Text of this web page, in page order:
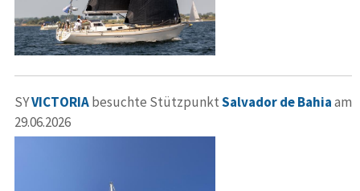
SYVICTORIAbesuchte StützpunktSalvador de Bahiaam
29.06.2026